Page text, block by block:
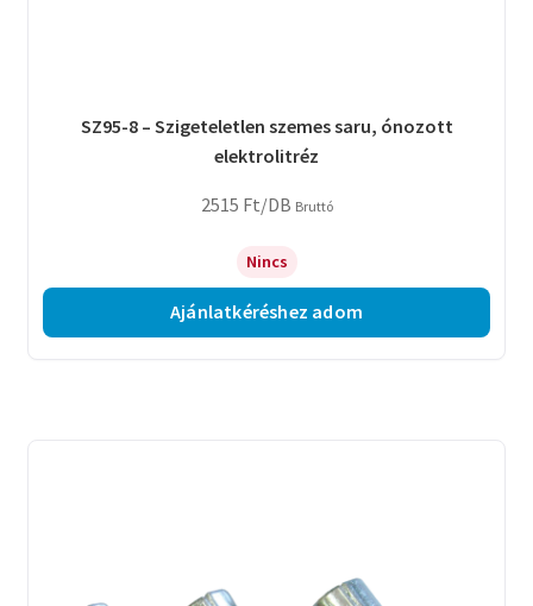
SZ95-8 – Szigeteletlen szemes saru, ónozott
elektrolitréz
2515 Ft/DB Bruttó
Nincs
Ajánlatkéréshez adom